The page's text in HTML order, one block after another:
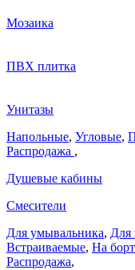
Мозаика
ПВХ плитка
Унитазы
Напольные, Угловые,
Распродажа ,
Душевые кабины
Смесители
Для умывальника, Для
Встраиваемые, На
Распродажа,